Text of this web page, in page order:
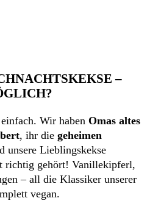
–
Wir haben Omas altes
, ihr die geheimen
unsere Lieblingskekse
richtig gehört! Vanillekipferl,
– all die Klassiker unserer
vegan.